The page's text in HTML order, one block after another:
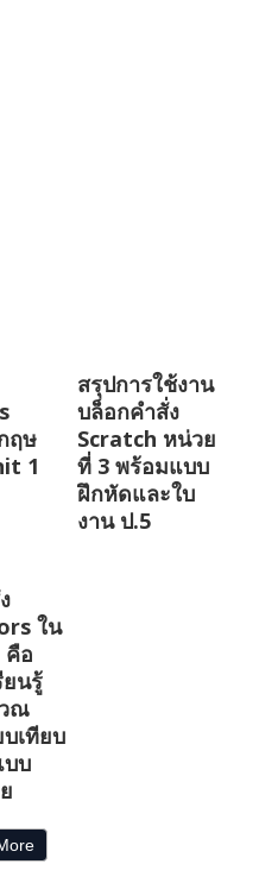
ฤษ
1
สรุปการใช้งาน
บล็อกคำสั่ง
Scratch หน่วย
ที่ 3 พร้อมแบบ
ฝึกหัดและใบ
งาน ป.5
ใน
คือ
ยนรู้
ณ
เทียบ
บบ